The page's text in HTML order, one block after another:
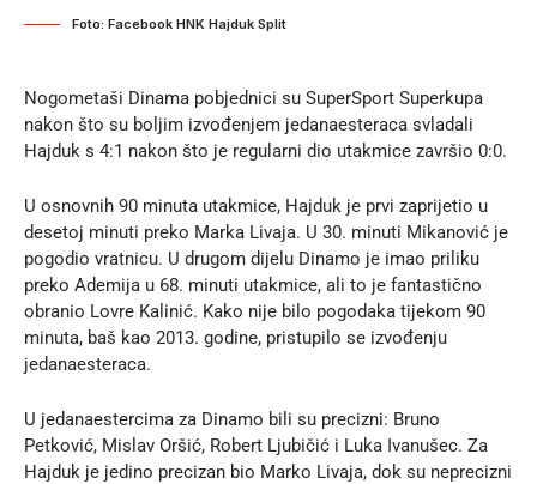
Foto: Facebook HNK Hajduk Split
Nogometaši Dinama pobjednici su SuperSport Superkupa
nakon što su boljim izvođenjem jedanaesteraca svladali
Hajduk s 4:1 nakon što je regularni dio utakmice završio 0:0.
U osnovnih 90 minuta utakmice, Hajduk je prvi zaprijetio u
desetoj minuti preko Marka Livaja. U 30. minuti Mikanović je
pogodio vratnicu. U drugom dijelu Dinamo je imao priliku
preko Ademija u 68. minuti utakmice, ali to je fantastično
obranio Lovre Kalinić. Kako nije bilo pogodaka tijekom 90
minuta, baš kao 2013. godine, pristupilo se izvođenju
jedanaesteraca.
U jedanaestercima za Dinamo bili su precizni: Bruno
Petković, Mislav Oršić, Robert Ljubičić i Luka Ivanušec. Za
Hajduk je jedino precizan bio Marko Livaja, dok su neprecizni